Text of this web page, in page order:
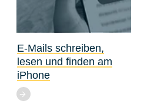
E-Mails schreiben,
lesen und finden am
iPhone